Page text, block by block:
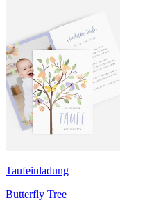
Taufeinladung
Butterfly Tree